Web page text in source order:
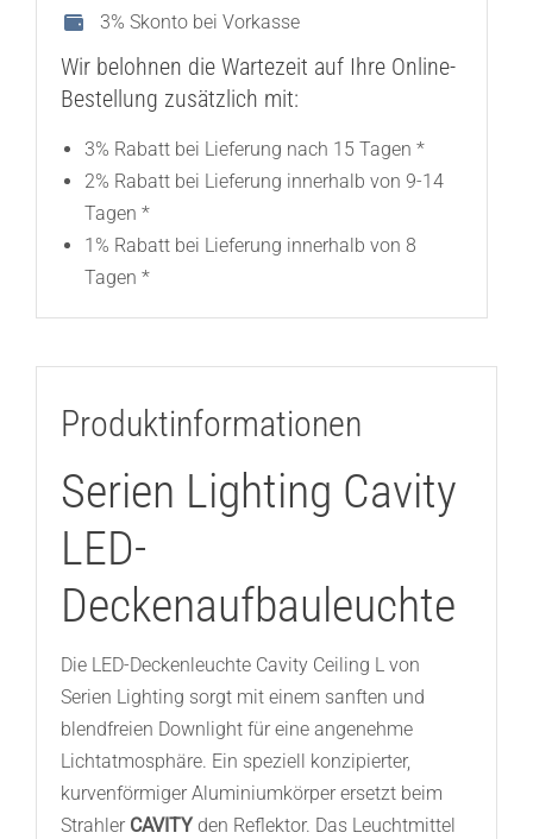
3% Skonto bei Vorkasse
Wir belohnen die Wartezeit auf Ihre Online-
Bestellung zusätzlich mit:
3% Rabatt bei Lieferung nach 15 Tagen *
2% Rabatt bei Lieferung innerhalb von 9-14
Tagen *
1% Rabatt bei Lieferung innerhalb von 8
Tagen *
Produktinformationen
Serien Lighting Cavity
LED-
Deckenaufbauleuchte
Die LED-Deckenleuchte Cavity Ceiling L von
Serien Lighting sorgt mit einem sanften und
blendfreien Downlight für eine angenehme
Lichtatmosphäre. Ein speziell konzipierter,
kurvenförmiger Aluminiumkörper ersetzt beim
Strahler CAVITY den Reflektor. Das Leuchtmittel